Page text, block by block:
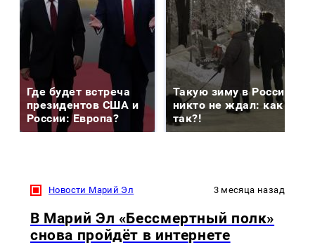
Где будет встреча
президентов США и
России: Европа?
Такую зиму в России
никто не ждал: как
так?!
Новости Марий Эл 3 месяца назад
В Марий Эл «Бессмертный полк»
снова пройдёт в интернете